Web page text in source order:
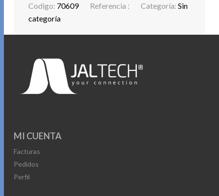
Codigo: 70609 Referencia : Categoría:Sin
categoría
MI CUENTA
Facturas
Pedidos
Perfil